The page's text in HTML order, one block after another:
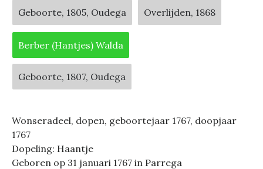
Geboorte, 1805, Oudega Overlijden, 1868
Berber (Hantjes) Walda
Geboorte, 1807, Oudega
Wonseradeel, dopen, geboortejaar 1767, doopjaar
1767
Dopeling: Haantje
Geboren op 31 januari 1767 in Parrega